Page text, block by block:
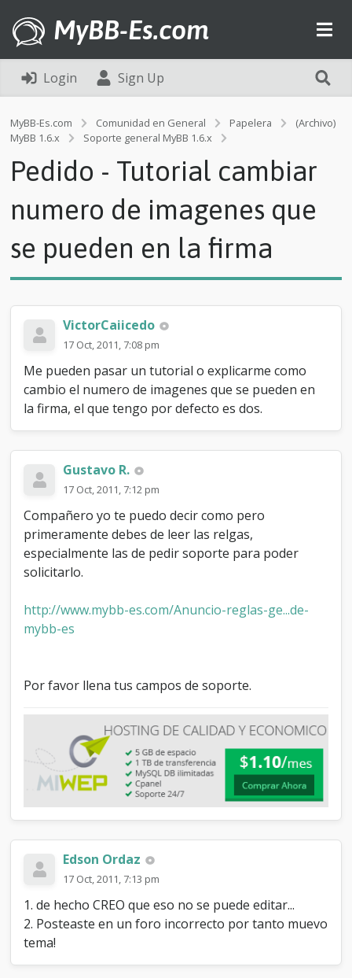
MyBB-Es.com
Login Sign Up
MyBB-Es.com Comunidad en General Papelera
(Archivo)
MyBB 1.6.x
Soporte general MyBB 1.6.x
d
i
o
T
u
a
m
b
a
r
e
r
o
d
a
s
e
s
p
u
e
d
e
l
a
f
Pedido - Tutorial cambiar
numero de imagenes que
se pueden en la firma
VictorCaiicedo
17 Oct, 2011, 7:08 pm
Me pueden pasar un tutorial o explicarme como
cambio el numero de imagenes que se pueden en
la firma, el que tengo por defecto es dos.
Gustavo R.
17 Oct, 2011, 7:12 pm
Compañero yo te puedo decir como pero
primeramente debes de leer las relgas,
especialmente las de pedir soporte para poder
solicitarlo.
http://www.mybb-es.com/Anuncio-reglas-ge...de-
mybb-es
Por favor llena tus campos de soporte.
Edson Ordaz
17 Oct, 2011, 7:13 pm
1. de hecho CREO que eso no se puede editar...
2. Posteaste en un foro incorrecto por tanto muevo
tema!